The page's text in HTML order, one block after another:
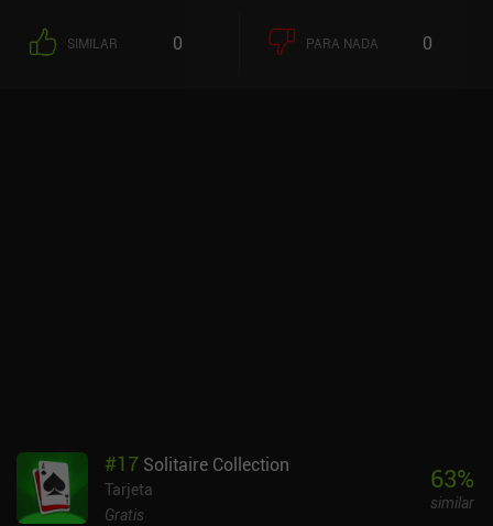
SIMILAR 0 PARA NADA 0
#17 Solitaire Collection
Tarjeta
Gratis
63%
similar